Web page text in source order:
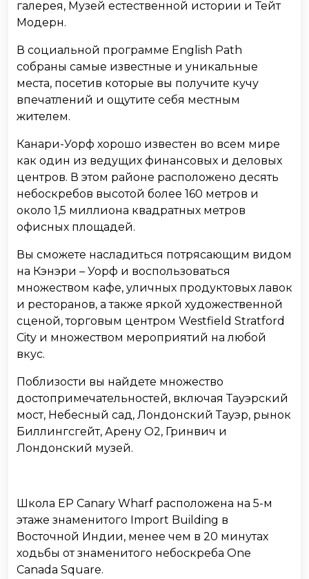
галерея, Музей естественной истории и Тейт
Модерн.
В социальной программе English Path
собраны самые известные и уникальные
места, посетив которые вы получите кучу
впечатлений и ощутите себя местным
жителем.
Канари-Уорф хорошо известен во всем мире
как один из ведущих финансовых и деловых
центров. В этом районе расположено десять
небоскребов высотой более 160 метров и
около 1,5 миллиона квадратных метров
офисных площадей.
Вы сможете насладиться потрясающим видом
на Кэнэри – Уорф и воспользоваться
множеством кафе, уличных продуктовых лавок
и ресторанов, а также яркой художественной
сценой, торговым центром Westfield Stratford
City и множеством мероприятий на любой
вкус.
Поблизости вы найдете множество
достопримечательностей, включая Тауэрский
мост, Небесный сад, Лондонский Тауэр, рынок
Биллингсгейт, Арену O2, Гринвич и
Лондонский музей.
Школа EP Canary Wharf расположена на 5-м
этаже знаменитого Import Building в
Восточной Индии, менее чем в 20 минутах
ходьбы от знаменитого небоскреба One
Canada Square.